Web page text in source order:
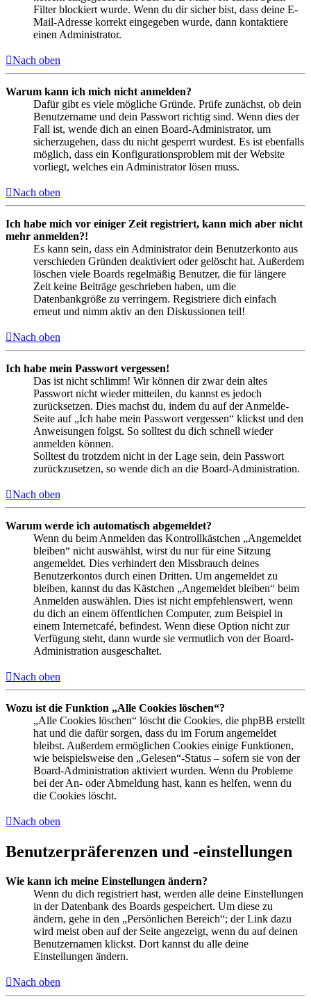
Filter blockiert wurde. Wenn du dir sicher bist, dass deine E-
Mail-Adresse korrekt eingegeben wurde, dann kontaktiere
einen Administrator.
Nach oben
Warum kann ich mich nicht anmelden?
Dafür gibt es viele mögliche Gründe. Prüfe zunächst, ob dein
Benutzername und dein Passwort richtig sind. Wenn dies der
Fall ist, wende dich an einen Board-Administrator, um
sicherzugehen, dass du nicht gesperrt wurdest. Es ist ebenfalls
möglich, dass ein Konfigurationsproblem mit der Website
vorliegt, welches ein Administrator lösen muss.
Nach oben
Ich habe mich vor einiger Zeit registriert, kann mich aber nicht
mehr anmelden?!
Es kann sein, dass ein Administrator dein Benutzerkonto aus
verschieden Gründen deaktiviert oder gelöscht hat. Außerdem
löschen viele Boards regelmäßig Benutzer, die für längere
Zeit keine Beiträge geschrieben haben, um die
Datenbankgröße zu verringern. Registriere dich einfach
erneut und nimm aktiv an den Diskussionen teil!
Nach oben
Ich habe mein Passwort vergessen!
Das ist nicht schlimm! Wir können dir zwar dein altes
Passwort nicht wieder mitteilen, du kannst es jedoch
zurücksetzen. Dies machst du, indem du auf der Anmelde-
Seite auf „Ich habe mein Passwort vergessen“ klickst und den
Anweisungen folgst. So solltest du dich schnell wieder
anmelden können.
Solltest du trotzdem nicht in der Lage sein, dein Passwort
zurückzusetzen, so wende dich an die Board-Administration.
Nach oben
Warum werde ich automatisch abgemeldet?
Wenn du beim Anmelden das Kontrollkästchen „Angemeldet
bleiben“ nicht auswählst, wirst du nur für eine Sitzung
angemeldet. Dies verhindert den Missbrauch deines
Benutzerkontos durch einen Dritten. Um angemeldet zu
bleiben, kannst du das Kästchen „Angemeldet bleiben“ beim
Anmelden auswählen. Dies ist nicht empfehlenswert, wenn
du dich an einem öffentlichen Computer, zum Beispiel in
einem Internetcafé, befindest. Wenn diese Option nicht zur
Verfügung steht, dann wurde sie vermutlich von der Board-
Administration ausgeschaltet.
Nach oben
Wozu ist die Funktion „Alle Cookies löschen“?
„Alle Cookies löschen“ löscht die Cookies, die phpBB erstellt
hat und die dafür sorgen, dass du im Forum angemeldet
bleibst. Außerdem ermöglichen Cookies einige Funktionen,
wie beispielsweise den „Gelesen“-Status – sofern sie von der
Board-Administration aktiviert wurden. Wenn du Probleme
bei der An- oder Abmeldung hast, kann es helfen, wenn du
die Cookies löscht.
Nach oben
Benutzerpräferenzen und -einstellungen
Wie kann ich meine Einstellungen ändern?
Wenn du dich registriert hast, werden alle deine Einstellungen
in der Datenbank des Boards gespeichert. Um diese zu
ändern, gehe in den „Persönlichen Bereich“; der Link dazu
wird meist oben auf der Seite angezeigt, wenn du auf deinen
Benutzernamen klickst. Dort kannst du alle deine
Einstellungen ändern.
Nach oben